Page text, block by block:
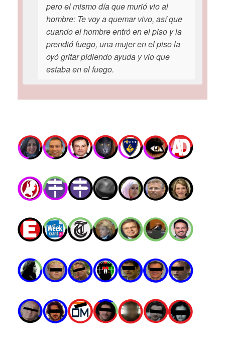
pero el mismo día que murió vio al
hombre: Te voy a quemar vivo, así que
cuando el hombre entró en el piso y la
prendió fuego, una mujer en el piso la
oyó gritar pidiendo ayuda y vio que
estaba en el fuego.